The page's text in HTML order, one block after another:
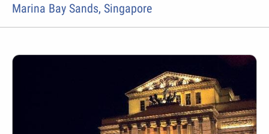
Marina Bay Sands, Singapore